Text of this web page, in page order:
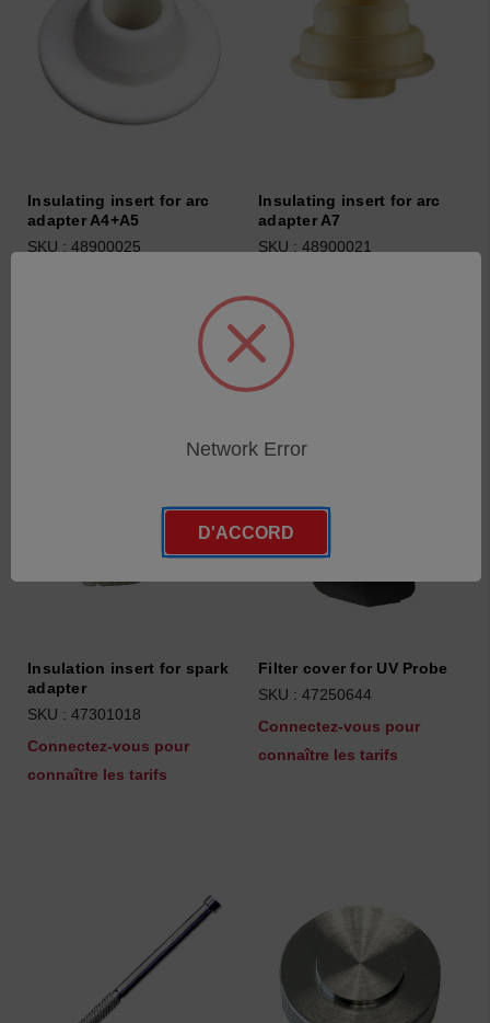
Insulating insert for arc
adapter A4+A5
SKU : 48900025
Insulating insert for arc
adapter A7
SKU : 48900021
connaître les tarifs
Insulation insert for spark
adapter
SKU : 47301018
Connectez-vous pour
connaître les tarifs
Filter cover for UV Probe
SKU : 47250644
Connectez-vous pour
connaître les tarifs
Network Error
D'ACCORD